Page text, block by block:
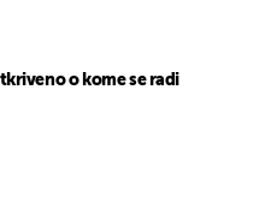
o kome se radi